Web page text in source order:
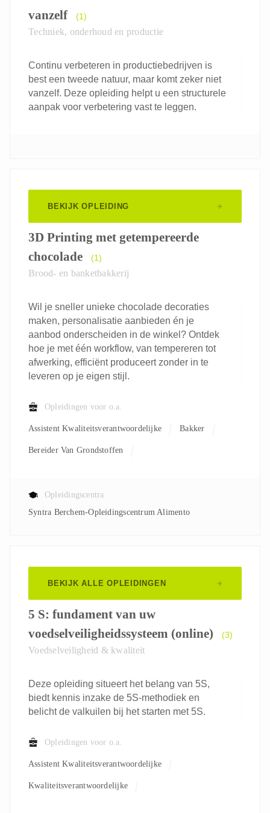
vanzelf
(1)
Techniek, onderhoud en productie
Continu verbeteren in productiebedrijven is
best een tweede natuur, maar komt zeker niet
vanzelf. Deze opleiding helpt u een structurele
aanpak voor verbetering vast te leggen.
BEKIJK OPLEIDING
3D Printing met getempereerde
chocolade
(1)
Brood- en banketbakkerij
Wil je sneller unieke chocolade decoraties
maken, personalisatie aanbieden én je
aanbod onderscheiden in de winkel? Ontdek
hoe je met één workflow, van tempereren tot
afwerking, efficiënt produceert zonder in te
leveren op je eigen stijl.
Opleidingen voor o.a.
Assistent Kwaliteitsverantwoordelijke Bakker
Bereider Van Grondstoffen
Processoperator
Verantwoordelijke Productie Verpakkingsoperator
Opleidingscentra
Syntra Berchem-Opleidingscentrum Alimento
BEKIJK ALLE OPLEIDINGEN
5 S: fundament van uw
voedselveiligheidssysteem (online)
(3)
Voedselveiligheid & kwaliteit
Deze opleiding situeert het belang van 5S,
biedt kennis inzake de 5S-methodiek en
belicht de valkuilen bij het starten met 5S.
Opleidingen voor o.a.
Assistent Kwaliteitsverantwoordelijke
Kwaliteitsverantwoordelijke